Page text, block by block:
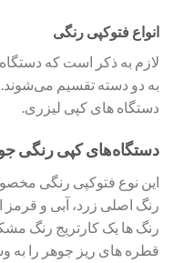
انواع فتوکپی رنگی
لازم به ذکر است که
به دو دسته تقسیم
دستگاه های کپی لیزری.
دستگاه‌های کپی رنگی
این نوع فتوکپی رنگی
رنگ اصلی زرد، آبی و
رنگ ها یک کارتریج رنگ
قطره های ریز جوهر را به